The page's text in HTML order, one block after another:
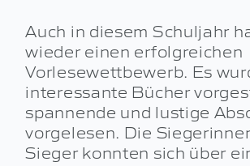
Auch in diesem Schuljahr
wieder einen erfolgreichen
Vorlesewettbewerb. Es
interessante Bücher
spannende und lustige
vorgelesen. Die
Sieger konnten sich über